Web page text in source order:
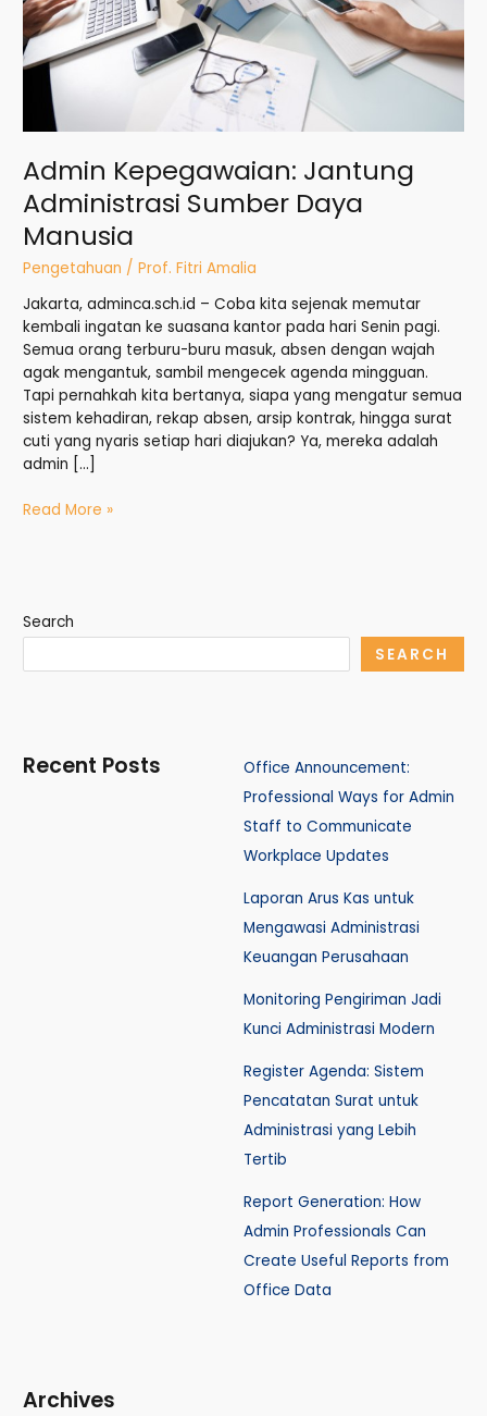
Admin Kepegawaian: Jantung
Administrasi Sumber Daya
Manusia
Pengetahuan /Prof. Fitri Amalia
Jakarta, adminca.sch.id – Coba kita sejenak memutar
kembali ingatan ke suasana kantor pada hari Senin pagi.
Semua orang terburu-buru masuk, absen dengan wajah
agak mengantuk, sambil mengecek agenda mingguan.
Tapi pernahkah kita bertanya, siapa yang mengatur semua
sistem kehadiran, rekap absen, arsip kontrak, hingga surat
cuti yang nyaris setiap hari diajukan? Ya, mereka adalah
admin […]
Read More »
Search
SEARCH
Recent Posts
Office Announcement:
Professional Ways for Admin
Staff to Communicate
Workplace Updates
Laporan Arus Kas untuk
Mengawasi Administrasi
Keuangan Perusahaan
Monitoring Pengiriman Jadi
Kunci Administrasi Modern
Register Agenda: Sistem
Pencatatan Surat untuk
Administrasi yang Lebih
Tertib
Report Generation: How
Admin Professionals Can
Create Useful Reports from
Office Data
Archives